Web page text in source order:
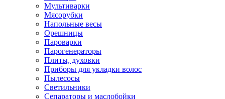
Мультиварки
Мясорубки
Напольные весы
Орешницы
Пароварки
Парогенераторы
Плиты, духовки
Приборы для укладки волос
Пылесосы
Светильники
Сепараторы и маслобойки